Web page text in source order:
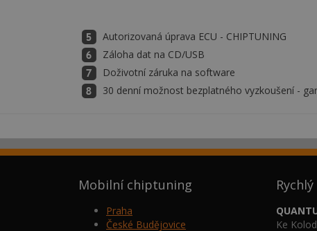
Autorizovaná úprava ECU - CHIPTUNING
Záloha dat na CD/USB
Doživotní záruka na software
30 denní možnost bezplatného vyzkoušení -
Mobilní chiptuning
Praha
České Budějovice
Ke